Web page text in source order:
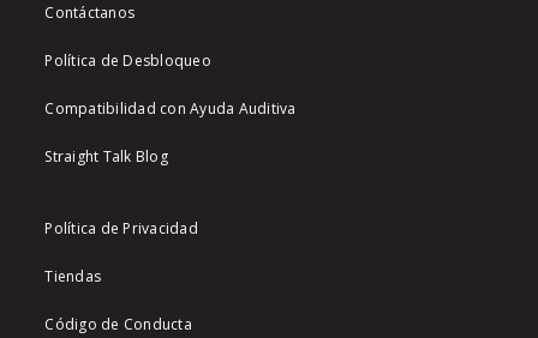
Contáctanos
Política de Desbloqueo
Compatibilidad con Ayuda Auditiva
Straight Talk Blog
Política de Privacidad
Tiendas
Código de Conducta